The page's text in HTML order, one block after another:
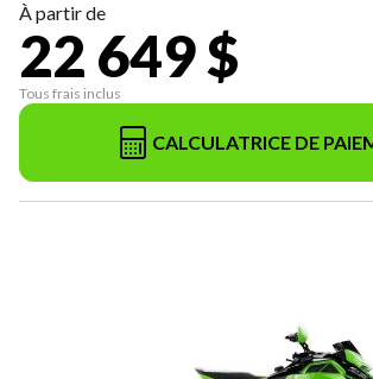
À partir de
22 649 $
Tous frais inclus
CALCULATRICE DE